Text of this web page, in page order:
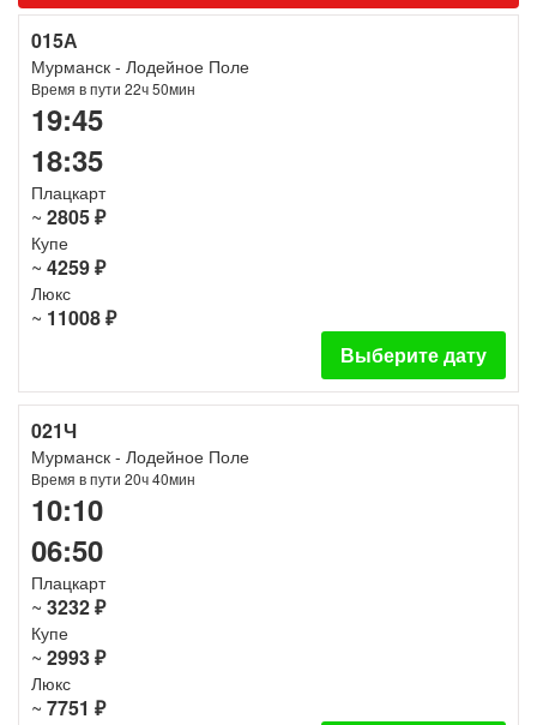
015А
Мурманск - Лодейное Поле
Время в пути 22ч 50мин
19:45
18:35
Плацкарт
~ 2805 ₽
Купе
~ 4259 ₽
Люкс
~ 11008 ₽
Выберите дату
021Ч
Мурманск - Лодейное Поле
Время в пути 20ч 40мин
10:10
06:50
Плацкарт
~ 3232 ₽
Купе
~ 2993 ₽
Люкс
~ 7751 ₽